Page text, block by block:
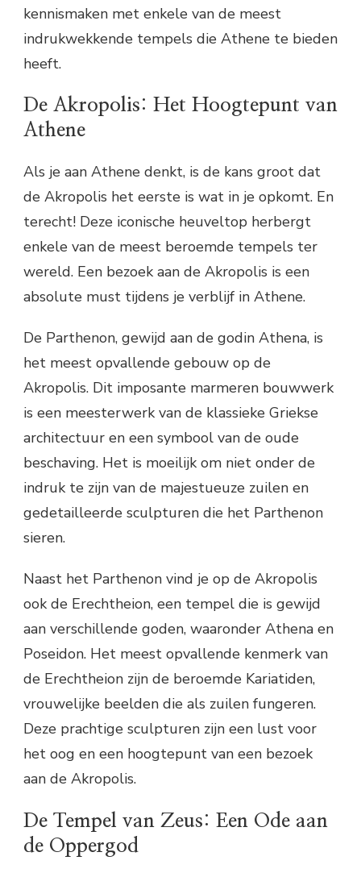
kennismaken met enkele van de meest
indrukwekkende tempels die Athene te bieden
heeft.
De Akropolis: Het Hoogtepunt van
Athene
Als je aan Athene denkt, is de kans groot dat
de Akropolis het eerste is wat in je opkomt. En
terecht! Deze iconische heuveltop herbergt
enkele van de meest beroemde tempels ter
wereld. Een bezoek aan de Akropolis is een
absolute must tijdens je verblijf in Athene.
De Parthenon, gewijd aan de godin Athena, is
het meest opvallende gebouw op de
Akropolis. Dit imposante marmeren bouwwerk
is een meesterwerk van de klassieke Griekse
architectuur en een symbool van de oude
beschaving. Het is moeilijk om niet onder de
indruk te zijn van de majestueuze zuilen en
gedetailleerde sculpturen die het Parthenon
sieren.
Naast het Parthenon vind je op de Akropolis
ook de Erechtheion, een tempel die is gewijd
aan verschillende goden, waaronder Athena en
Poseidon. Het meest opvallende kenmerk van
de Erechtheion zijn de beroemde Kariatiden,
vrouwelijke beelden die als zuilen fungeren.
Deze prachtige sculpturen zijn een lust voor
het oog en een hoogtepunt van een bezoek
aan de Akropolis.
De Tempel van Zeus: Een Ode aan
de Oppergod